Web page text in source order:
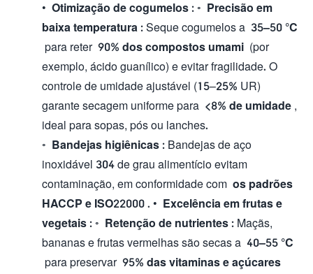
• Otimização de cogumelos : ◦ Precisão em
baixa temperatura : Seque cogumelos a 35–50 °C
para reter 90% dos compostos umami (por
exemplo, ácido guanílico) e evitar fragilidade. O
controle de umidade ajustável (15–25% UR)
garante secagem uniforme para <8% de umidade ,
ideal para sopas, pós ou lanches.
◦ Bandejas higiênicas : Bandejas de aço
inoxidável 304 de grau alimentício evitam
contaminação, em conformidade com os padrões
HACCP e ISO22000 . • Excelência em frutas e
vegetais : ◦ Retenção de nutrientes : Maçãs,
bananas e frutas vermelhas são secas a 40–55 °C
para preservar 95% das vitaminas e açúcares